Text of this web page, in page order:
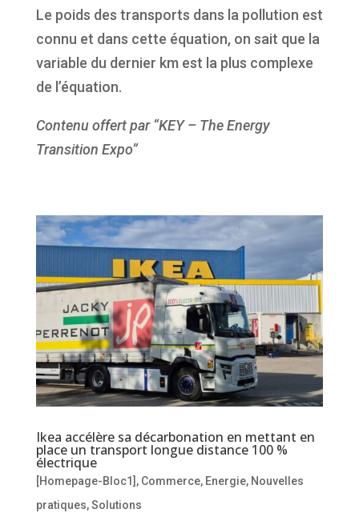
Le poids des transports dans la pollution est
connu et dans cette équation, on sait que la
variable du dernier km est la plus complexe
de l’équation.
Contenu offert par “KEY – The Energy
Transition Expo”
Ikea accélère sa décarbonation en mettant en
place un transport longue distance 100 %
électrique
[Homepage-Bloc1] , Commerce, Energie, Nouvelles
pratiques,Solutions